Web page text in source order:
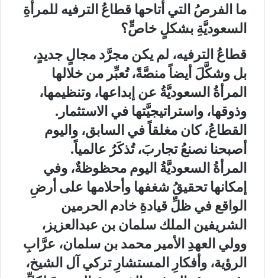
ما الفرصُ التي أتاحها قطاعُ الترفيه للمرأةِ
السعوديَّةِ بشكلٍ خاصٍّ؟
قطاعُ الترفيه، لم يكن مجرَّد مجالٍ جديدٍ،
بل وشكَّلَ أيضاً منصَّةً، تُعبِّر من خلالها
المرأةُ السعوديَّةُ عن إبداعها، وتنظيمها،
وذوقها، واستراتيجيَّتها في الاستثمار.
القطاعُ، كان مغلقاً في السابق، واليوم
أصبحنا نصنعُ تجاربَ، تُذكَرُ عالمياً.
المرأةُ السعوديَّةُ اليوم محظوظةٌ، وفي
إمكانها تحقيقُ شغفها وأحلامها على أرضِ
الواقع في ظلِّ قيادةِ خادم الحرمين
الشريفين الملك سلمان بن عبدالعزيز،
وولي العهدِ الأمير محمد بن سلمان، عرَّابِ
الرؤية، وأفكارِ المستشارِ تركي آل الشيخ،